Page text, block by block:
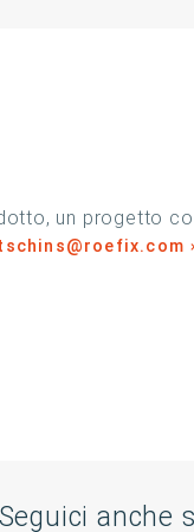
un progetto
Seguici anche